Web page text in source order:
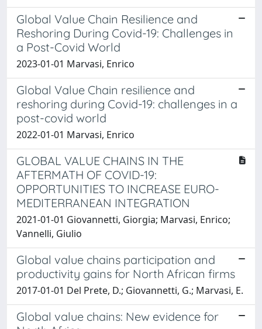
Global Value Chain Resilience and
Reshoring During Covid-19: Challenges in
a Post-Covid World
2023-01-01 Marvasi, Enrico
Global Value Chain resilience and
reshoring during Covid-19: challenges in a
post-covid world
2022-01-01 Marvasi, Enrico
GLOBAL VALUE CHAINS IN THE
AFTERMATH OF COVID-19:
OPPORTUNITIES TO INCREASE EURO-
MEDITERRANEAN INTEGRATION
2021-01-01 Giovannetti, Giorgia; Marvasi, Enrico;
Vannelli, Giulio
Global value chains participation and
productivity gains for North African firms
2017-01-01 Del Prete, D.; Giovannetti, G.; Marvasi, E.
Global value chains: New evidence for